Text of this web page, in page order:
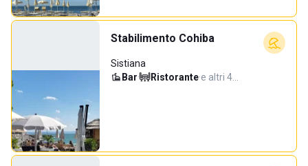
Stabilimento Cohiba
Sistiana
Bar· Ristorante·e altri 4…